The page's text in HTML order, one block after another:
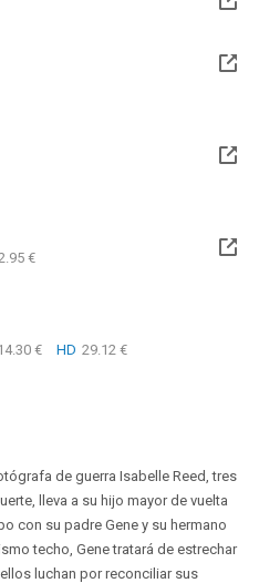
26 Sep 2026 (Queda 1 mes)
26 Sep 2026 (Queda 1 mes)
€
€ HD 29.12 €
de guerra Isabelle Reed, tres
lleva a su hijo mayor de vuelta
con su padre Gene y su hermano
techo, Gene tratará de estrechar
luchan por reconciliar sus